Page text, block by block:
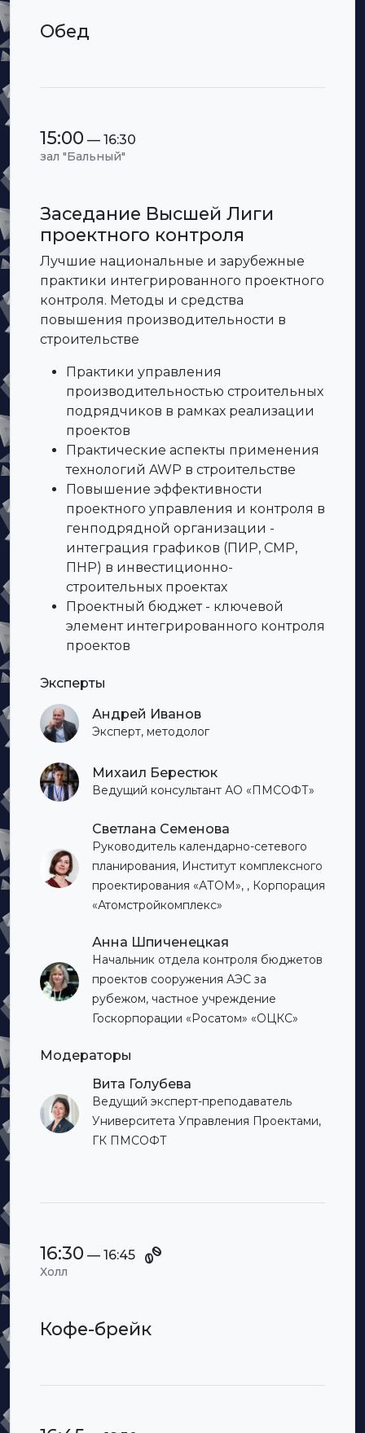
Обед
15:00 — 16:30
зал "Бальный"
Заседание Высшей Лиги
проектного контроля
Лучшие национальные и зарубежные
практики интегрированного проектного
контроля. Методы и средства
повышения производительности в
строительстве
Практики управления
производительностью строительных
подрядчиков в рамках реализации
проектов
Практические аспекты применения
технологий AWP в строительстве
Повышение эффективности
проектного управления и контроля в
генподрядной организации -
интеграция графиков (ПИР, СМР,
ПНР) в инвестиционно-
строительных проектах
Проектный бюджет - ключевой
элемент интегрированного контроля
проектов
Эксперты
Андрей Иванов
Эксперт, методолог
Михаил Берестюк
Ведущий консультант АО «ПМСОФТ»
Светлана Семенова
Руководитель календарно-сетевого
планирования, Институт комплексного
проектирования «АТОМ», , Корпорация
«Атомстройкомплекс»
Анна Шпиченецкая
Начальник отдела контроля бюджетов
проектов сооружения АЭС за
рубежом, частное учреждение
Госкорпорации «Росатом» «ОЦКС»
Модераторы
Вита Голубева
Ведущий эксперт-преподаватель
Университета Управления Проектами,
ГК ПМСОФТ
16:30 — 16:45
Холл
Кофе-брейк